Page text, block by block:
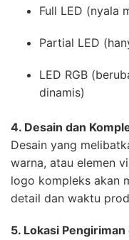
Full LED (nyala
Partial LED
LED RGB
dinamis)
4. Desain dan
Desain yang
warna, atau elemen
logo kompleks akan
detail dan waktu
5. Lokasi